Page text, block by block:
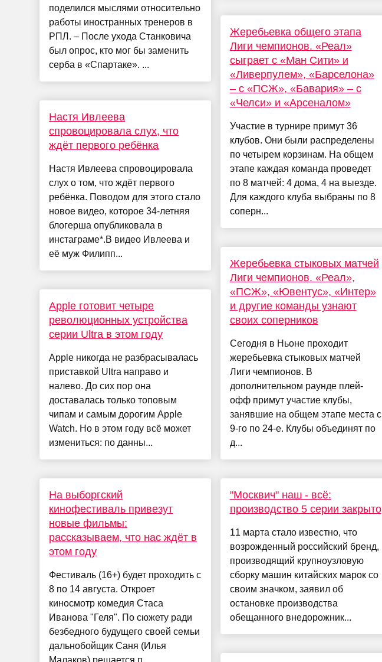
поделился мыслями относительно
работы иностранных тренеров в
РПЛ. – После ухода Станковича
был опрос, кто мог бы заменить
серба в «Спартаке». ...
Настя Ивлеева
спровоцировала слух, что
ждёт первого ребёнка
Настя Ивлеева спровоцировала
слух о том, что ждёт первого
ребёнка. Поводом для этого стало
новое видео, которое 34-летняя
блогерша опубликовала в
инстаграме*.В видео Ивлеева и
её муж Филипп...
Apple готовит четыре
революционных устройства
серии Ultra в этом году
Apple никогда не разбрасывалась
приставкой Ultra направо и
налево. До сих пор она
доставалась только топовым
чипам и самым дорогим Apple
Watch. Но в этом году всё может
измениться: по данны...
На выборгский
кинофестиваль привезут
новые фильмы:
рассказываем, что нас ждёт в
этом году
Фестиваль (16+) будет проходить с
8 по 14 августа. Откроет
киносмотр комедия Стаса
Иванова "Геля". По сюжету ради
безбедного будущего своей семьи
дальнобойщик Саня (Илья
Жеребьевка общего этапа
Лиги чемпионов. «Реал»
сыграет с «Ман Сити» и
«Ливерпулем», «Барселона»
– с «ПСЖ», «Бавария» – с
«Челси» и «Арсеналом»
Участие в турнире примут 36
клубов. Они были распределены
по четырем корзинам. На общем
этапе каждая команда проведет
по 8 матчей: 4 дома, 4 на выезде.
Для каждого клуба выбраны по 8
соперн...
Жеребьевка стыковых матчей
Лиги чемпионов. «Реал»,
«ПСЖ», «Ювентус», «Интер»
и другие команды узнают
своих соперников
Сегодня в Ньоне проходит
жеребьевка стыковых матчей
Лиги чемпионов. В
дополнительном раунде плей-
офф примут участие клубы,
занявшие на общем этапе места с
9-го по 24-е. Клубы объединят по
д...
"Москвич" наш - всё:
производство 5 серии закрыто
11 марта стало известно, что
возрожденный российский бренд,
производящий крупноузловую
сборку машин китайских марок со
своим значком, заявил об
остановке производства
обещанного внедорожник...